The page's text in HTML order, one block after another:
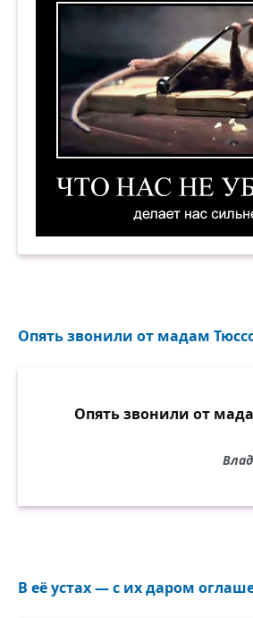
Опять звонили от мадам
Опять звонили от
В её устах — с их даром